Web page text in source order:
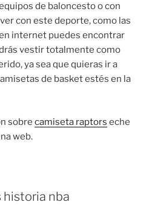
de baloncesto o con
con este deporte, como las
internet puedes encontrar
vestir totalmente como
ya sea que quieras ir a
de basket estés en la
sobre camiseta raptors eche
web.
nba